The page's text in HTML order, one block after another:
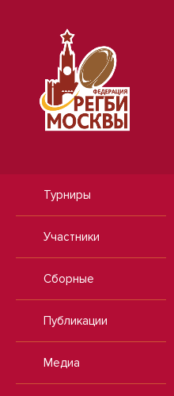
Турниры
Участники
Сборные
Публикации
Медиа